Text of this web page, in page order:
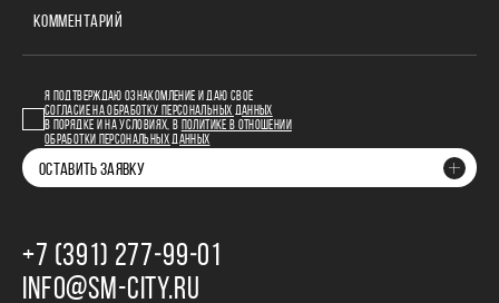
КОММЕНТАРИЙ
Я ПОДТВЕРЖДАЮ ОЗНАКОМЛЕНИЕ И ДАЮ СВОЕ
СОГЛАСИЕ НА ОБРАБОТКУ ПЕРСОНАЛЬНЫХ ДАННЫХ
В ПОРЯДКЕ И НА УСЛОВИЯХ, В
ПОЛИТИКЕ В ОТНОШЕНИИ
ОБРАБОТКИ ПЕРСОНАЛЬНЫХ ДАННЫХ
ОСТАВИТЬ ЗАЯВКУ
+7 (391) 277‒99‒01
INFO@SM-CITY.RU